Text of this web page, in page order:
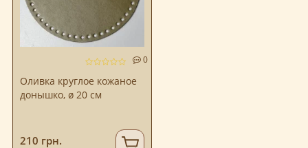
0
Оливка круглое кожаное
донышко, ø 20 см
210 грн.